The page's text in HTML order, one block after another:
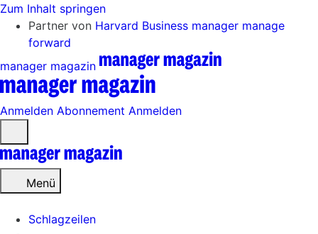
Zum Inhalt springen
Partner von Harvard Business manager manage
forward
manager magazin
Anmelden Abonnement Anmelden
öffnen
Menü
Schlagzeilen